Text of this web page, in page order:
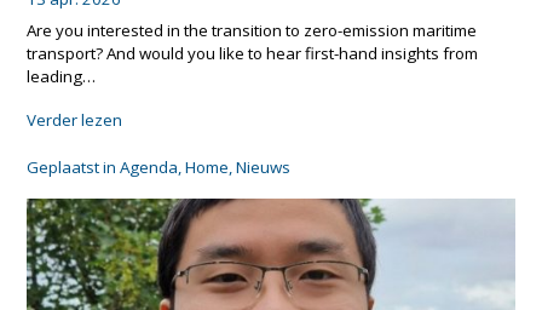
Are you interested in the transition to zero-emission maritime
transport? And would you like to hear first-hand insights from
leading…
Verder lezen
the
future
of
green
and
smart
ports"
Geplaatst inAgenda,Home,Nieuws